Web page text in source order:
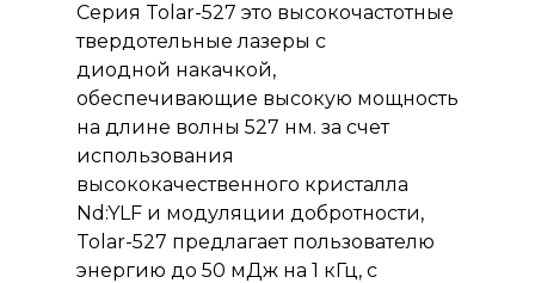
Серия Tolar-527 это высокочастотные
твердотельные лазеры с
диодной накачкой,
обеспечивающие высокую мощность
на длине волны 527 нм. за счет
использования
высококачественного кристалла
Nd:YLF и модуляции добротности,
Tolar-527 предлагает пользователю
энергию до 50 мДж на 1 кГц, с